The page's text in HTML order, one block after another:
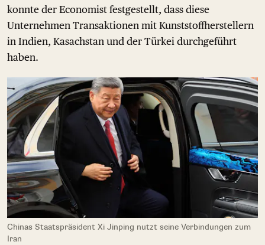
konnte der Economist festgestellt, dass diese
Unternehmen Transaktionen mit Kunststoffherstellern
in Indien, Kasachstan und der Türkei durchgeführt
haben.
Chinas Staatspräsident Xi Jinping nutzt seine Verbindungen zum
Iran